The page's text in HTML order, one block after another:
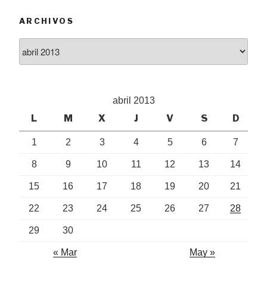
ARCHIVOS
abril 2013
L M X J V S D
1 2 3 4 5 6 7
8 9 10 11 12 13 14
15 16 17 18 19 20 21
22 23 24 25 26 27 28
29 30
« Mar May »